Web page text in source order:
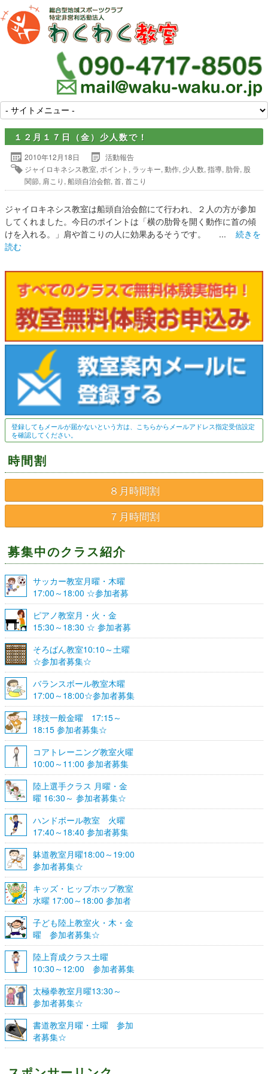
１２月１７日（金）少人数で！
2010年12月18日
活動報告
ジャイロキネシス教室, ポイント , ラッキー, 動作, 少人数, 指導, 肋骨, 股
関節, 肩こり , 船頭自治会館, 首, 首こり
ジャイロキネシス教室は船頭自治会館にて行われ、２人の方が参加
してくれました。今日のポイントは「横の肋骨を開く動作に首の傾
けを入れる。」肩や首こりの人に効果あるそうです。 ... 続きを
読む
登録してもメールが届かないという方は、こちらからメールアドレス指定受信設定
を確認してください。
時間割
８月時間割
７月時間割
募集中のクラス紹介
サッカー教室月曜・木曜
17:00～18:00 ☆参加者募
集☆
ピアノ教室月・火・金
15:30～18:30 ☆ 参加者募
集☆
そろばん教室10:10～土曜
☆参加者募集☆
バランスボール教室木曜
17:00～18:00☆参加者募集
☆
球技一般金曜 17:15～
18:15 参加者募集☆
コアトレーニング教室火曜
10:00～11:00 参加者募集
陸上選手クラス 月曜・金
曜 16:30～ 参加者募集☆
ハンドボール教室 火曜
17:40～18:40 参加者募集
☆
躰道教室月曜18:00～19:00
参加者募集☆
キッズ・ヒップホップ教室
水曜 17:00～18:00 参加者
募集☆
子ども陸上教室火・木・金
曜 参加者募集☆
陸上育成クラス土曜
10:30～12:00 参加者募集
☆
太極拳教室月曜13:30～
参加者募集☆
書道教室月曜・土曜 参加
者募集☆